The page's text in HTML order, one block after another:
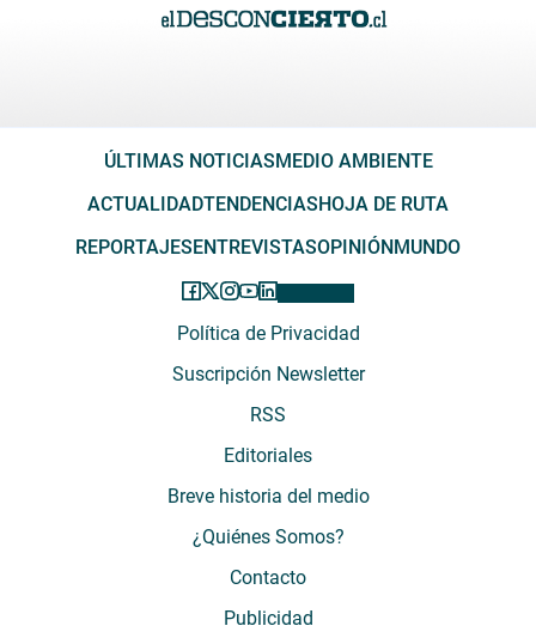
ÚLTIMAS NOTICIAS MEDIO AMBIENTE
ACTUALIDADTENDENCIAS HOJA DE RUTA
REPORTAJES ENTREVISTASOPINIÓN MUNDO
Política de Privacidad
Suscripción Newsletter
RSS
Editoriales
Breve historia del medio
¿Quiénes Somos?
Contacto
Publicidad